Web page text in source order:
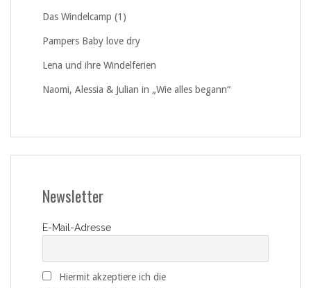
Das Windelcamp (1)
Pampers Baby love dry
Lena und ihre Windelferien
Naomi, Alessia & Julian in „Wie alles begann“
Newsletter
E-Mail-Adresse
Hiermit akzeptiere ich die